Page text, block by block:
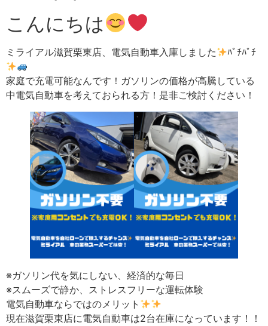
こんにちは
ミライアル滋賀栗東店、電気自動車入庫しました ﾊﾟﾁﾊﾟﾁ
家庭で充電可能なんです！ガソリンの価格が高騰している
中電気自動車を考えておられる方！是非ご検討ください！
※ガソリン代を気にしない、経済的な毎日
※スムーズで静か、ストレスフリーな運転体験
電気自動車ならではのメリット
現在滋賀栗東店に電気自動車は2台在庫になっています！！